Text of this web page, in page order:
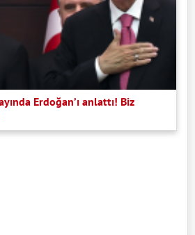
Erdoğan’ı anlattı! Biz